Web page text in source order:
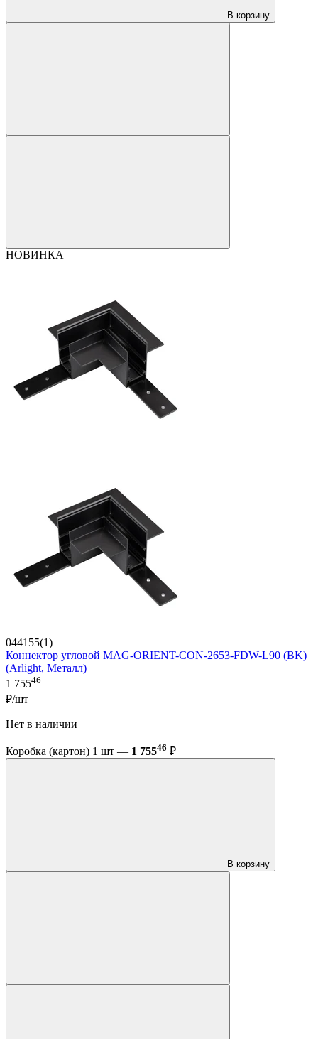
В корзину
НОВИНКА
044155(1)
Коннектор угловой MAG-ORIENT-CON-2653-FDW-L90 (BK)
(Arlight, Металл)
1 75546
₽/шт
Нет в наличии
Коробка (картон) 1 шт — 1 75546 ₽
В корзину